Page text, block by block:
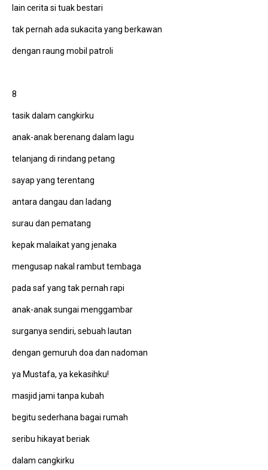
lain cerita si tuak bestari
tak pernah ada sukacita yang berkawan
dengan raung mobil patroli
8
tasik dalam cangkirku
anak-anak berenang dalam lagu
telanjang di rindang petang
sayap yang terentang
antara dangau dan ladang
surau dan pematang
kepak malaikat yang jenaka
mengusap nakal rambut tembaga
pada saf yang tak pernah rapi
anak-anak sungai menggambar
surganya sendiri, sebuah lautan
dengan gemuruh doa dan nadoman
ya Mustafa, ya kekasihku!
masjid jami tanpa kubah
begitu sederhana bagai rumah
seribu hikayat beriak
dalam cangkirku